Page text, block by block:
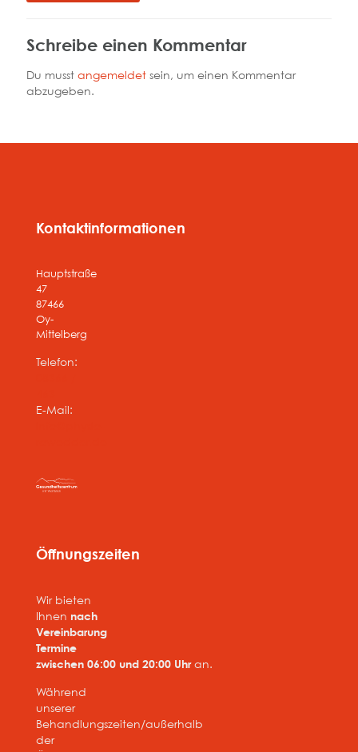
Schreibe einen Kommentar
Du musst angemeldet sein, um einen Kommentar
abzugeben.
Kontaktinformationen
Hauptstraße
47
87466
Oy-
Mittelberg
Telefon:
E-Mail:
Öffnungszeiten
Wir bieten
Ihnen nach
Vereinbarung
Termine
zwischen 06:00 und 20:00 Uhran.
Während
unserer
Behandlungszeiten/außerhalb
der